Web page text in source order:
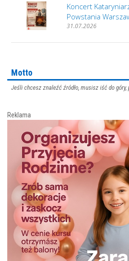
Koncert
Powstania
31.07.2026
Motto
Jeśli chcesz znaleźć źródło, musisz iść do góry,
Reklama